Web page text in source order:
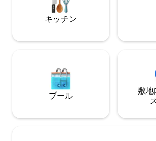
を探索しましょう。 ハーマンからは、ト
ロリーバス、Uber、Lyftでの移動が可能
です。大人2名様がご宿泊できます。
キッチン
プール
敷